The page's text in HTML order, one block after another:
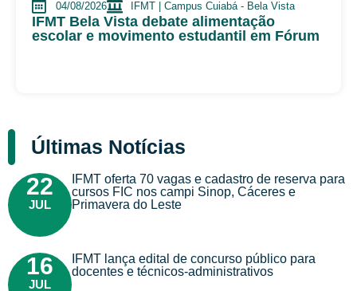
04/08/2026 IFMT | Campus Cuiabá - Bela Vista
IFMT Bela Vista debate alimentação
escolar e movimento estudantil em Fórum
Últimas Notícias
22
JUL
IFMT oferta 70 vagas e cadastro de reserva para
cursos FIC nos campi Sinop, Cáceres e
Primavera do Leste
16
JUL
IFMT lança edital de concurso público para
docentes e técnicos-administrativos